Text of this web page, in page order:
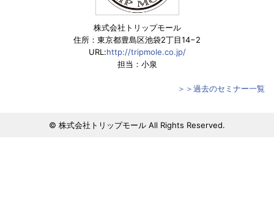
株式会社トリップモール
住所：東京都豊島区池袋2丁目14−2
URL:http://tripmole.co.jp/
担当：小泉
＞＞過去のセミナー一覧
© 株式会社トリップモール All Rights Reserved.